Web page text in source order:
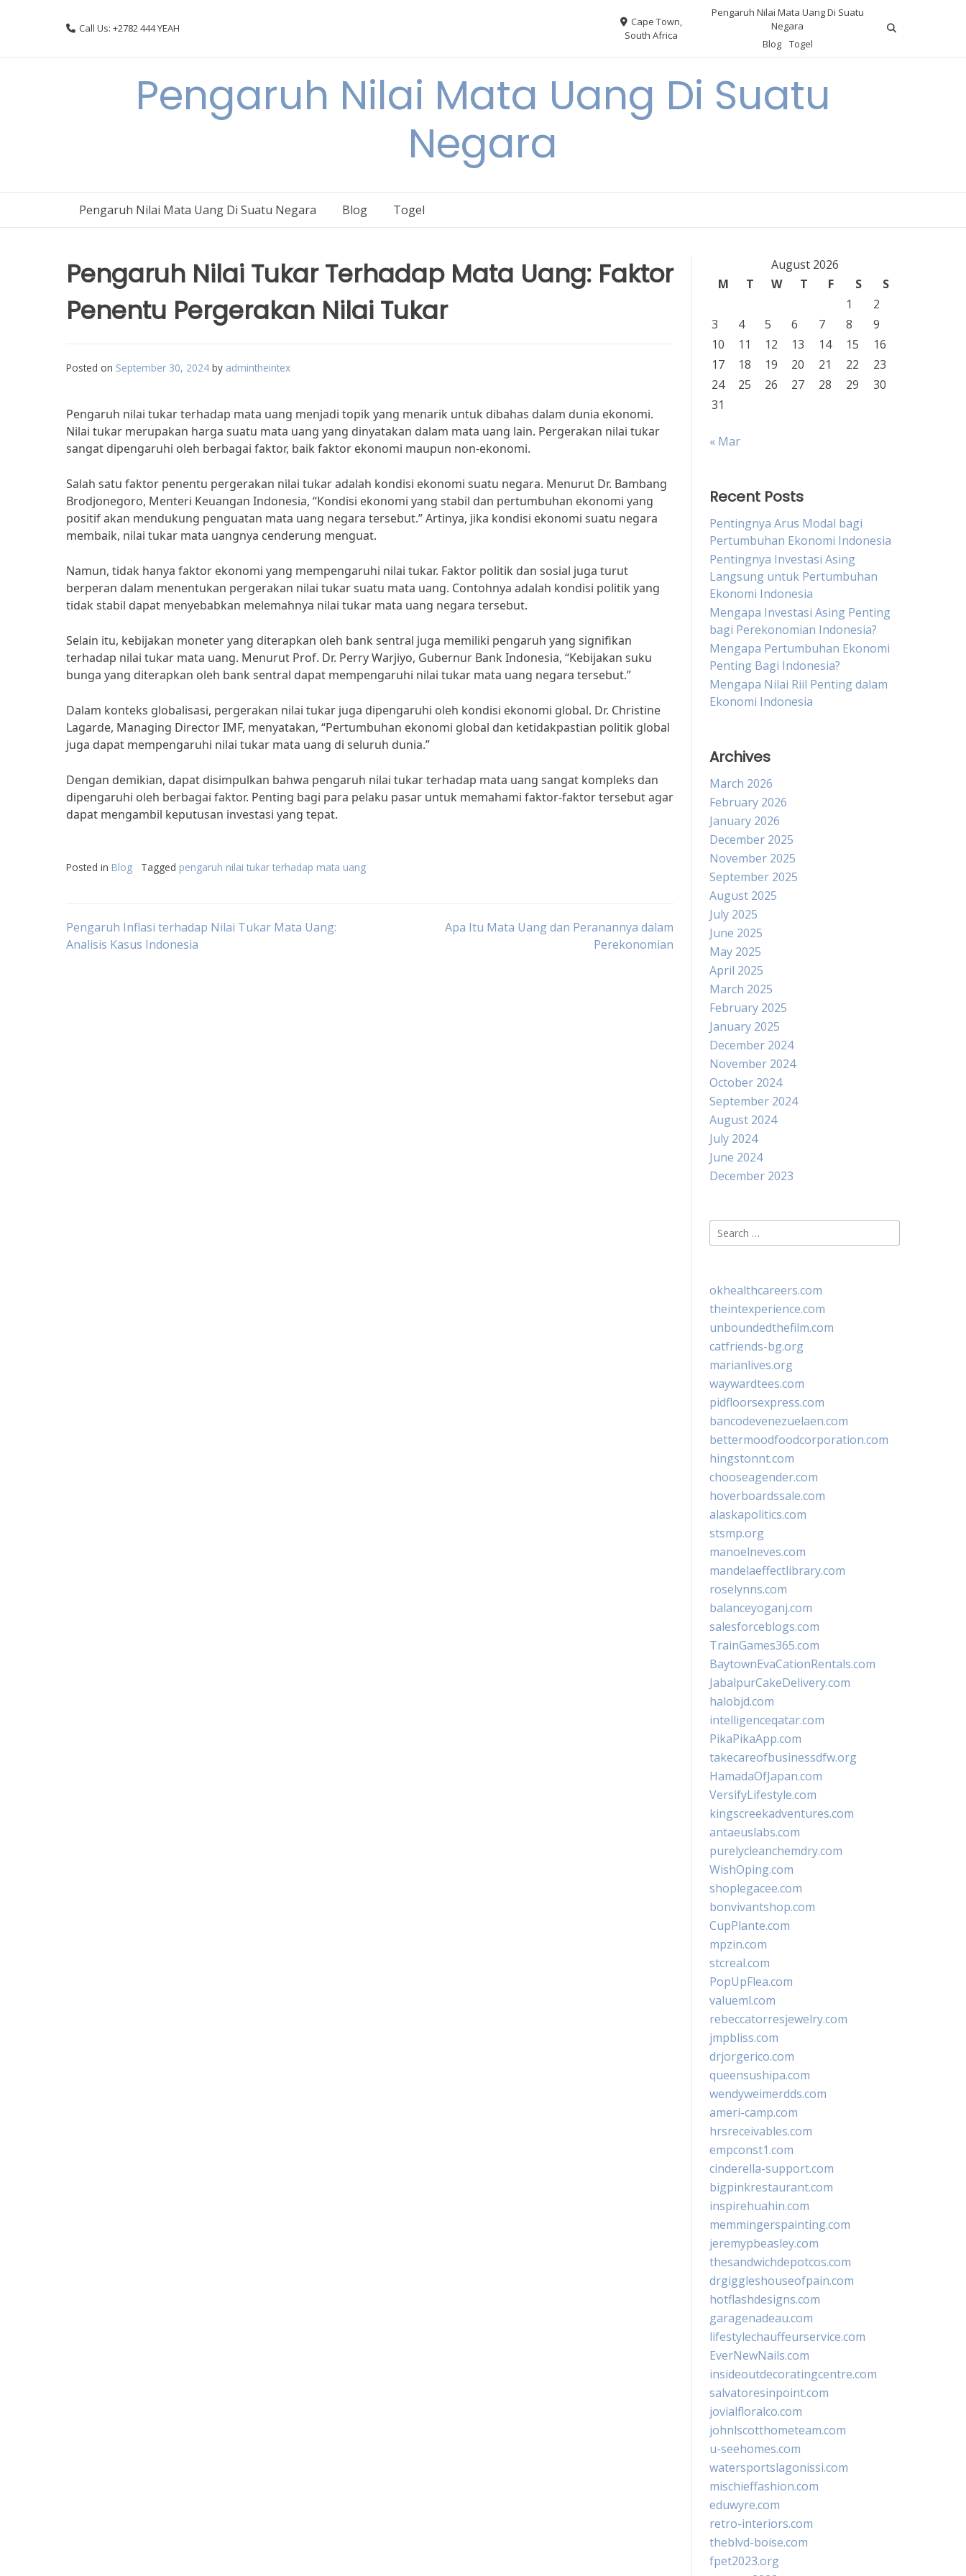
Call Us: +2782 444 YEAH
Cape Town,
South Africa
Pengaruh Nilai Mata Uang Di Suatu
Negara
Blog
Togel
Pengaruh Nilai Mata Uang Di Suatu
Negara
Pengaruh Nilai Mata Uang Di Suatu Negara Blog Togel
Pengaruh Nilai Tukar Terhadap Mata Uang: Faktor
Penentu Pergerakan Nilai Tukar
Posted on September 30, 2024 by admintheintex
Pengaruh nilai tukar terhadap mata uang menjadi topik yang menarik untuk dibahas dalam dunia ekonomi.
Nilai tukar merupakan harga suatu mata uang yang dinyatakan dalam mata uang lain. Pergerakan nilai tukar
sangat dipengaruhi oleh berbagai faktor, baik faktor ekonomi maupun non-ekonomi.
Salah satu faktor penentu pergerakan nilai tukar adalah kondisi ekonomi suatu negara. Menurut Dr. Bambang
Brodjonegoro, Menteri Keuangan Indonesia, “Kondisi ekonomi yang stabil dan pertumbuhan ekonomi yang
positif akan mendukung penguatan mata uang negara tersebut.” Artinya, jika kondisi ekonomi suatu negara
membaik, nilai tukar mata uangnya cenderung menguat.
Namun, tidak hanya faktor ekonomi yang mempengaruhi nilai tukar. Faktor politik dan sosial juga turut
berperan dalam menentukan pergerakan nilai tukar suatu mata uang. Contohnya adalah kondisi politik yang
tidak stabil dapat menyebabkan melemahnya nilai tukar mata uang negara tersebut.
Selain itu, kebijakan moneter yang diterapkan oleh bank sentral juga memiliki pengaruh yang signifikan
terhadap nilai tukar mata uang. Menurut Prof. Dr. Perry Warjiyo, Gubernur Bank Indonesia, “Kebijakan suku
bunga yang diterapkan oleh bank sentral dapat mempengaruhi nilai tukar mata uang negara tersebut.”
Dalam konteks globalisasi, pergerakan nilai tukar juga dipengaruhi oleh kondisi ekonomi global. Dr. Christine
Lagarde, Managing Director IMF, menyatakan, “Pertumbuhan ekonomi global dan ketidakpastian politik global
juga dapat mempengaruhi nilai tukar mata uang di seluruh dunia.”
Dengan demikian, dapat disimpulkan bahwa pengaruh nilai tukar terhadap mata uang sangat kompleks dan
dipengaruhi oleh berbagai faktor. Penting bagi para pelaku pasar untuk memahami faktor-faktor tersebut agar
dapat mengambil keputusan investasi yang tepat.
Posted in Blog Tagged pengaruh nilai tukar terhadap mata uang
Post
Pengaruh Inflasi terhadap Nilai Tukar Mata Uang:
Analisis Kasus Indonesia
Apa Itu Mata Uang dan Peranannya dalam
Perekonomian
August 2026
M
T W T F S
S
1
2
3
4 5 6 7 8
9
10
11 12 13 14 15
16
17
18 19 20 21 22
23
24
25 26 27 28 29
30
31
« Mar
Recent Posts
Pentingnya Arus Modal bagi
Pertumbuhan Ekonomi Indonesia
Pentingnya Investasi Asing
Langsung untuk Pertumbuhan
Ekonomi Indonesia
Mengapa Investasi Asing Penting
bagi Perekonomian Indonesia?
Mengapa Pertumbuhan Ekonomi
Penting Bagi Indonesia?
Mengapa Nilai Riil Penting dalam
Ekonomi Indonesia
Archives
March 2026
February 2026
January 2026
December 2025
November 2025
September 2025
August 2025
July 2025
June 2025
May 2025
April 2025
March 2025
February 2025
January 2025
December 2024
November 2024
October 2024
September 2024
August 2024
July 2024
June 2024
December 2023
Search
for:
okhealthcareers.com
theintexperience.com
unboundedthefilm.com
catfriends-bg.org
marianlives.org
waywardtees.com
pidfloorsexpress.com
bancodevenezuelaen.com
bettermoodfoodcorporation.com
hingstonnt.com
chooseagender.com
hoverboardssale.com
alaskapolitics.com
stsmp.org
manoelneves.com
mandelaeffectlibrary.com
roselynns.com
balanceyoganj.com
salesforceblogs.com
TrainGames365.com
BaytownEvaCationRentals.com
JabalpurCakeDelivery.com
halobjd.com
intelligenceqatar.com
PikaPikaApp.com
takecareofbusinessdfw.org
HamadaOfJapan.com
VersifyLifestyle.com
kingscreekadventures.com
antaeuslabs.com
purelycleanchemdry.com
WishOping.com
shoplegacee.com
bonvivantshop.com
CupPlante.com
mpzin.com
stcreal.com
PopUpFlea.com
valueml.com
rebeccatorresjewelry.com
jmpbliss.com
drjorgerico.com
queensushipa.com
wendyweimerdds.com
ameri-camp.com
hrsreceivables.com
empconst1.com
cinderella-support.com
bigpinkrestaurant.com
inspirehuahin.com
memmingerspainting.com
jeremypbeasley.com
thesandwichdepotcos.com
drgiggleshouseofpain.com
hotflashdesigns.com
garagenadeau.com
lifestylechauffeurservice.com
EverNewNails.com
insideoutdecoratingcentre.com
salvatoresinpoint.com
jovialfloralco.com
johnlscotthometeam.com
u-seehomes.com
watersportslagonissi.com
mischieffashion.com
eduwyre.com
retro-interiors.com
theblvd-boise.com
fpet2023.org